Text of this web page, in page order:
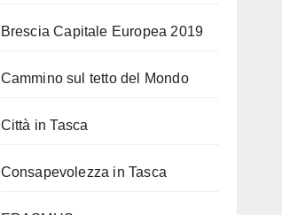
Brescia Capitale Europea 2019
Cammino sul tetto del Mondo
Città in Tasca
Consapevolezza in Tasca